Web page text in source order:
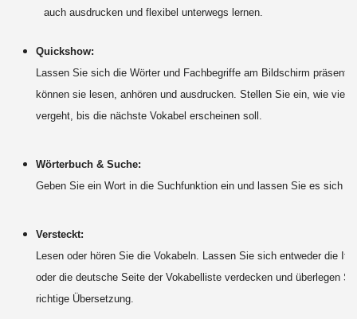
auch ausdrucken und flexibel unterwegs lernen.
Quickshow:
Lassen Sie sich die Wörter und Fachbegriffe am Bildschirm
können sie lesen, anhören und ausdrucken. Stellen Sie ein, wie viel
vergeht, bis die nächste Vokabel erscheinen soll.
Wörterbuch & Suche:
Geben Sie ein Wort in die Suchfunktion ein und lassen Sie es sich
Versteckt:
Lesen oder hören Sie die Vokabeln. Lassen Sie sich entweder die
oder die deutsche Seite der Vokabelliste verdecken und überlegen
richtige Übersetzung.